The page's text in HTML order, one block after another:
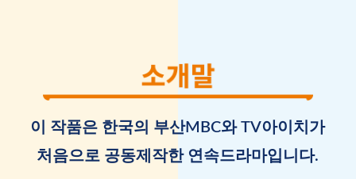
이 작품은 한국의 부산MBC와 TV아이치가
처음으로 공동제작한 연속드라마입니다.